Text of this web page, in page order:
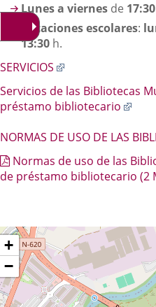
Lunes a viernes de 17:30
Vacaciones escolares:
13:30 h.
SERVICIOS
una
aplicación
Servicios de las Bibliotecas
préstamo bibliotecario
una
NORMAS DE USO DE LAS
Normas de uso de las
de préstamo bibliotecario (2
+
−